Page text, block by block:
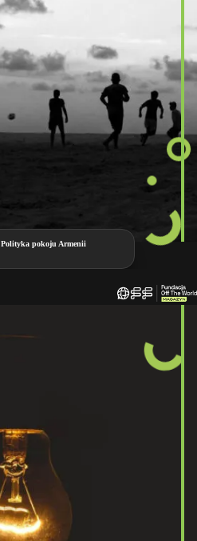
Polityka pokoju Armenii